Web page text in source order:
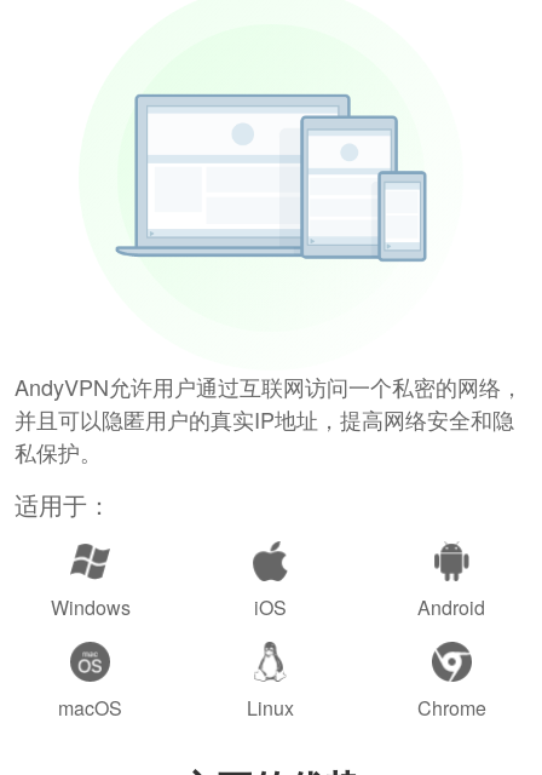
AndyVPN允许用户通过互联网访问一个私密的网络，
并且可以隐匿用户的真实IP地址，提高网络安全和隐
私保护。
适用于：
Windows iOS Android
macOS Linux Chrome